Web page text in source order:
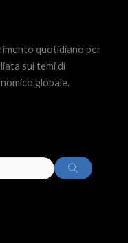
quotidiano per
sui temi di
globale.